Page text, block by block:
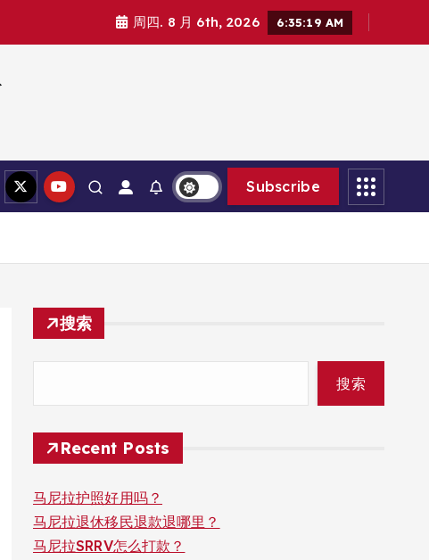
周四. 8 月 6th, 2026 6:35:21 AM
Subscribe
搜索
搜索
Recent Posts
马尼拉护照好用吗？
马尼拉退休移民退款退哪里？
马尼拉SRRV怎么打款？